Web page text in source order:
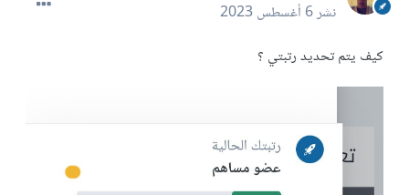
نشر6 أغسطس 2023
كيف يتم تحديد رتبتي ؟